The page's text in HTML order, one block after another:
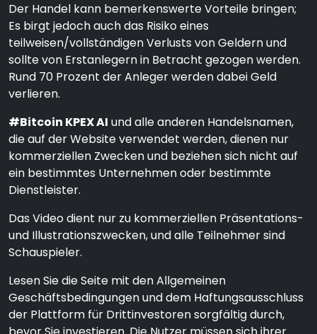
Der Handel kann bemerkenswerte Vorteile bringen;
Es birgt jedoch auch das Risiko eines
teilweisen/vollständigen Verlusts von Geldern und
sollte von Erstanlegern in Betracht gezogen werden.
Rund 70 Prozent der Anleger werden dabei Geld
verlieren.
#Bitcoin KPEX AI und alle anderen Handelsnamen,
die auf der Website verwendet werden, dienen nur
kommerziellen Zwecken und beziehen sich nicht auf
ein bestimmtes Unternehmen oder bestimmte
Dienstleister.
Das Video dient nur zu kommerziellen Präsentations-
und Illustrationszwecken, und alle Teilnehmer sind
Schauspieler.
Lesen Sie die Seite mit den Allgemeinen
Geschäftsbedingungen und dem Haftungsausschluss
der Plattform für Drittinvestoren sorgfältig durch,